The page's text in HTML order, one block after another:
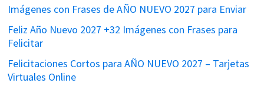
Imágenes con Frases de AÑO NUEVO 2027 para Enviar
Feliz Año Nuevo 2027 +32 Imágenes con Frases para
Felicitar
Felicitaciones Cortos para AÑO NUEVO 2027 – Tarjetas
Virtuales Online